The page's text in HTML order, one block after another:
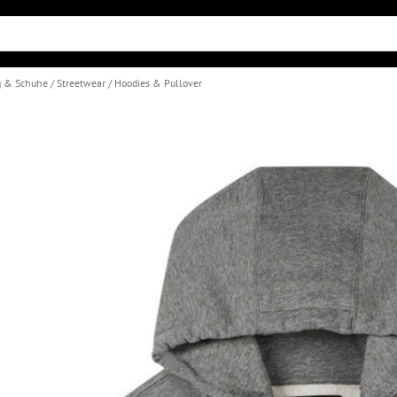
& Schuhe Streetwear Hoodies & Pullover